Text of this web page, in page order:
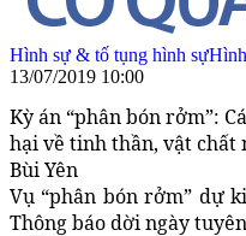
Hình sự & tố tụng hình sự
13/07/2019 10:00
Kỳ án “phân bón rởm”:
hại về tinh thần, vật chất
Bùi Yên
Vụ “phân bón rởm” dự
Thông báo dời ngày